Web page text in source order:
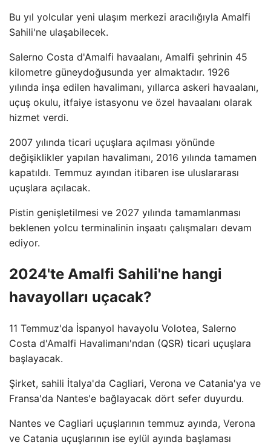
Bu yıl yolcular yeni ulaşım merkezi aracılığıyla Amalfi
Sahili'ne ulaşabilecek.
Salerno Costa d'Amalfi havaalanı, Amalfi şehrinin 45
kilometre güneydoğusunda yer almaktadır. 1926
yılında inşa edilen havalimanı, yıllarca askeri havaalanı,
uçuş okulu, itfaiye istasyonu ve özel havaalanı olarak
hizmet verdi.
2007 yılında ticari uçuşlara açılması yönünde
değişiklikler yapılan havalimanı, 2016 yılında tamamen
kapatıldı. Temmuz ayından itibaren ise uluslararası
uçuşlara açılacak.
Pistin genişletilmesi ve 2027 yılında tamamlanması
beklenen yolcu terminalinin inşaatı çalışmaları devam
ediyor.
2024'te Amalfi Sahili'ne hangi
havayolları uçacak?
11 Temmuz'da İspanyol havayolu Volotea, Salerno
Costa d'Amalfi Havalimanı'ndan (QSR) ticari uçuşlara
başlayacak.
Şirket, sahili İtalya'da Cagliari, Verona ve Catania'ya ve
Fransa'da Nantes'e bağlayacak dört sefer duyurdu.
Nantes ve Cagliari uçuşlarının temmuz ayında, Verona
ve Catania uçuşlarının ise eylül ayında başlaması